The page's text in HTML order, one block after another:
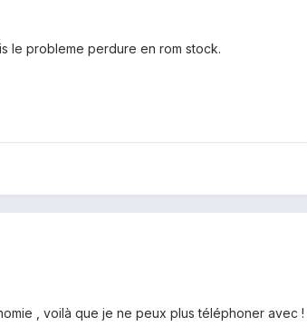
le probleme perdure en rom stock.
, voilà que je ne peux plus téléphoner avec !